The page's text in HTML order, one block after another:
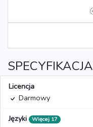
SPECYFIKACJA
Licencja
Darmowy
Języki Więcej 17